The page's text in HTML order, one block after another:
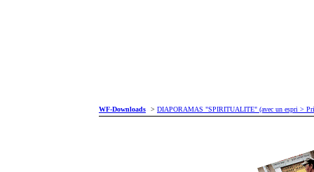
WF-Downloads > DIAPORAMAS "SPIRITUALITE" (avec un espri >